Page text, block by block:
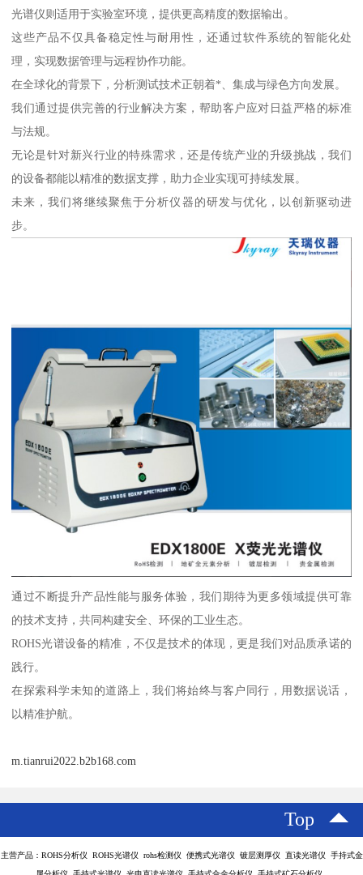
光谱仪则适用于实验室环境，提供更高精度的数据输出。
这些产品不仅具备稳定性与耐用性，还通过软件系统的智能化处
理，实现数据管理与远程协作功能。
在全球化的背景下，分析测试技术正朝着*、集成与绿色方向发展。
我们通过提供完善的行业解决方案，帮助客户应对日益严格的标准
与法规。
无论是针对新兴行业的特殊需求，还是传统产业的升级挑战，我们
的设备都能以精准的数据支撑，助力企业实现可持续发展。
未来，我们将继续聚焦于分析仪器的研发与优化，以创新驱动进
步。
通过不断提升产品性能与服务体验，我们期待为更多领域提供可靠
的技术支持，共同构建安全、环保的工业生态。
ROHS光谱设备的精准，不仅是技术的体现，更是我们对品质承诺的
践行。
在探索科学未知的道路上，我们将始终与客户同行，用数据说话，
以精准护航。
m.tianrui2022.b2b168.com
Top
主营产品：ROHS分析仪 ROHS光谱仪 rohs检测仪 便携式光谱仪 镀层测厚仪 直读光谱仪 手持式金